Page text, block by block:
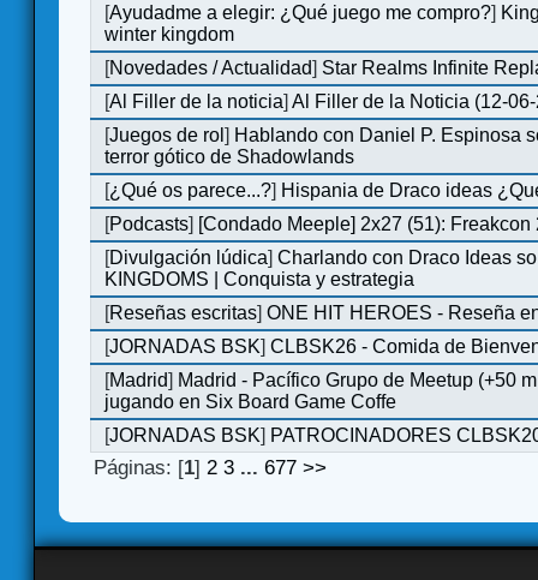
[Ayudadme a elegir: ¿Qué juego me compro?]
winter kingdom
[Novedades / Actualidad] Star Realms Infinite
[Al Filler de la noticia]Al Filler de la Noticia (12-
[Juegos de rol] Hablando con Daniel P. Espinosa
terror gótico de Shadowlands
[¿Qué os parece...?] Hispania de Draco ideas
[Podcasts] [Condado Meeple] 2x27 (51): Freakcon
[Divulgación lúdica]Charlando con Draco Ideas
KINGDOMS | Conquista y estrategia
[Reseñas escritas]ONE HIT HEROES - Reseña
[JORNADAS BSK]CLBSK26 - Comida de
[Madrid] Madrid - Pacífico Grupo de Meetup (+50
jugando en Six Board Game Coffe
[JORNADAS BSK] PATROCINADORES
Páginas: [1]2 3 ...677 >>